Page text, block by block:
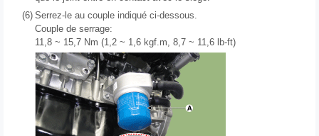
(6) Serrez-le au couple indiqué ci-dessous.
Couple de serrage:
11,8 ~ 15,7 Nm (1,2 ~ 1,6 kgf.m, 8,7 ~ 11,6 lb-ft)